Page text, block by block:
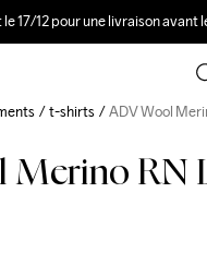
17/12 pour une livraison avant
Merino RN
t-shirts ADV Wool